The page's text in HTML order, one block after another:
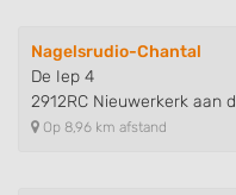
Nagelsrudio-Chantal
De Iep 4
2912RC Nieuwerkerk aan
Op 8,96 km afstand
Understand audiences
or combinations of
sources